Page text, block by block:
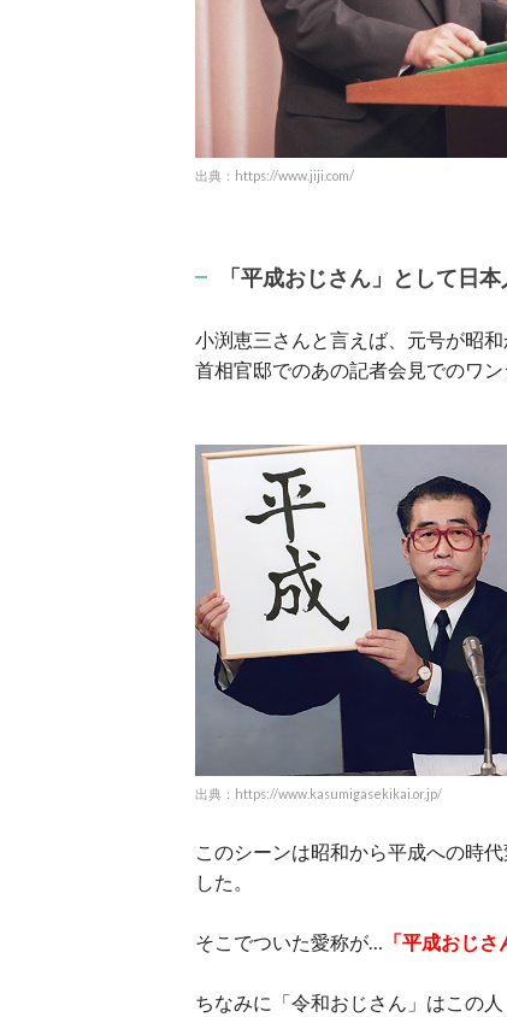
出典：https://www.jiji.com/
「平成おじさん」として日
小渕恵三さんと言えば、元号が昭
首相官邸でのあの記者会見でのワ
出典：https://www.kasumigasekikai.or.jp/
このシーンは昭和から平成への時
した。
そこでついた愛称が… 「平成おじさ
ちなみに「令和おじさん」はこの人